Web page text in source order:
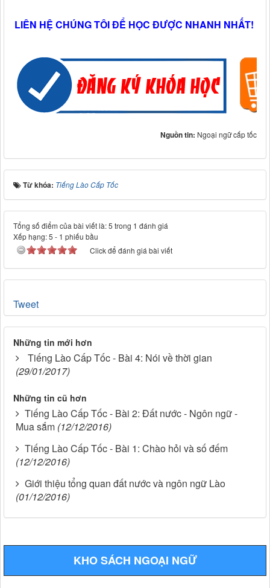
LIÊN HỆ CHÚNG TÔI ĐỂ HỌC ĐƯỢC NHANH NHẤT!
Nguồn tin: Ngoại ngữ cấp tốc
Từ khóa: Tiếng Lào Cấp Tốc
Tổng số điểm của bài viết là: 5 trong 1 đánh giá
Xếp hạng:5 - 1 phiếu bầu
Click để đánh giá bài viết
Tweet
Những tin mới hơn
Tiếng Lào Cấp Tốc - Bài 4: Nói về thời gian
(29/01/2017)
Những tin cũ hơn
Tiếng Lào Cấp Tốc - Bài 2: Đất nước - Ngôn ngữ -
Mua sắm (12/12/2016)
Tiếng Lào Cấp Tốc - Bài 1: Chào hỏi và số đếm
(12/12/2016)
Giới thiệu tổng quan đất nước và ngôn ngữ Lào
(01/12/2016)
KHO SÁCH NGOẠI NGỮ